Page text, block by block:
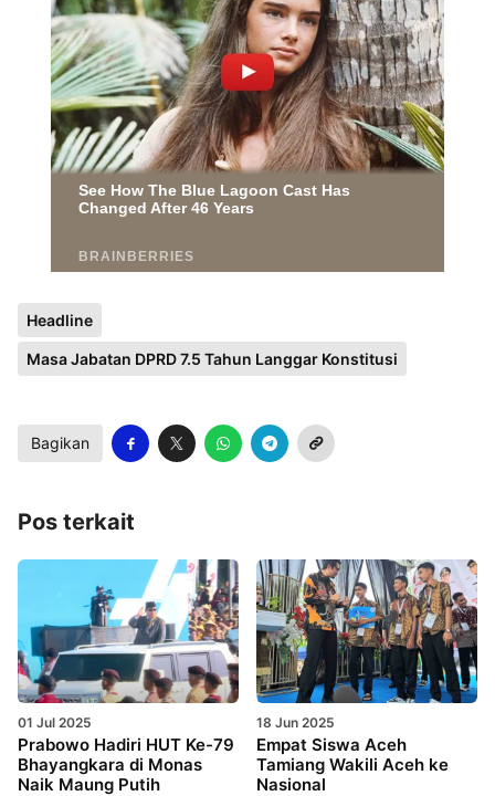
Headline
Masa Jabatan DPRD 7.5 Tahun Langgar Konstitusi
Bagikan
Pos terkait
01 Jul 2025
Prabowo Hadiri HUT Ke-79
Bhayangkara di Monas
Naik Maung Putih
18 Jun 2025
Empat Siswa Aceh
Tamiang Wakili Aceh ke
Nasional